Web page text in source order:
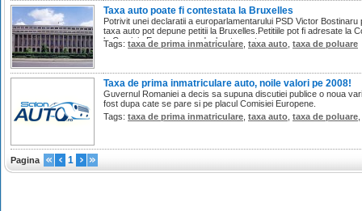
Taxa auto poate fi contestata la Bruxelles
Potrivit unei declaratii a europarlamentarului PSD Victor
taxa auto pot depune petitii la Bruxelles.Petitiile pot fi adresate la
la Comisia Europeana, a declarat acesta.
Tags: taxa de prima inmatriculare taxa auto taxa de poluare
Taxa de prima inmatriculare auto, noile valori pe 2008!
Guvernul Romaniei a decis sa supuna discutiei publice o noua
fost dupa cate se pare si pe placul Comisiei Europene.
Tags: taxa de prima inmatriculare taxa auto taxa de poluare
Pagina 1